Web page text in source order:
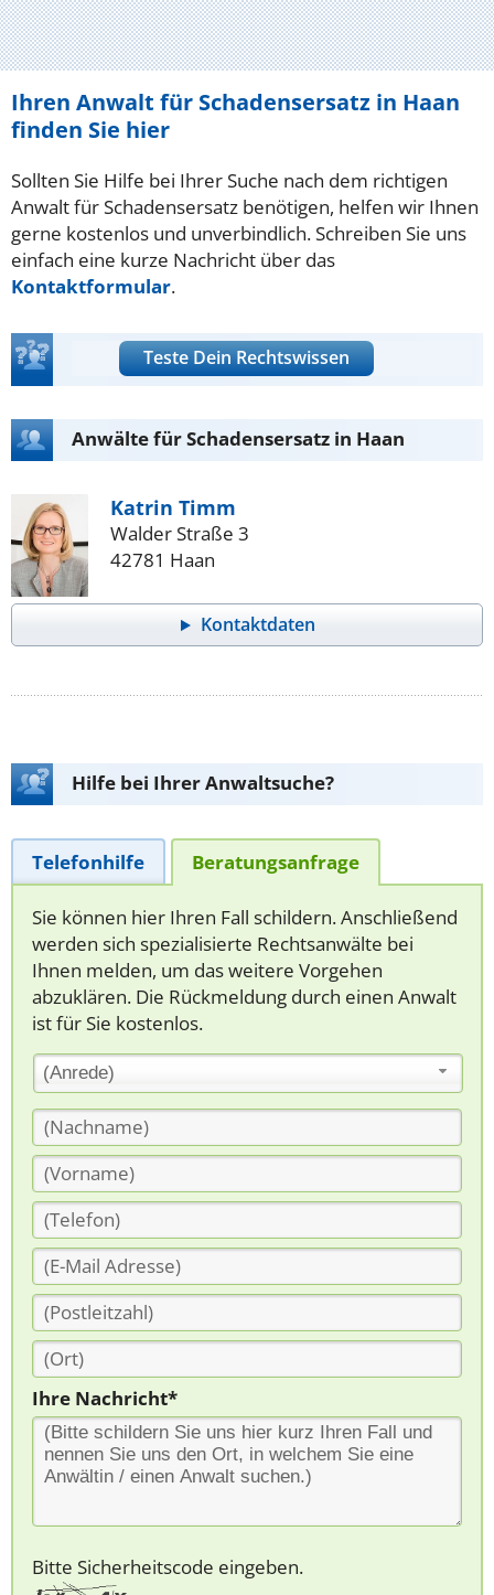
Ihren Anwalt für Schadensersatz in Haan
finden Sie hier
Sollten Sie Hilfe bei Ihrer Suche nach dem richtigen
Anwalt für Schadensersatz benötigen, helfen wir Ihnen
gerne kostenlos und unverbindlich. Schreiben Sie uns
einfach eine kurze Nachricht über das
Kontaktformular.
Teste Dein Rechtswissen
Anwälte für Schadensersatz in Haan
Katrin Timm
Walder Straße 3
42781 Haan
Kontaktdaten
Hilfe bei Ihrer Anwaltsuche?
Telefonhilfe Beratungsanfrage
Sie können hier Ihren Fall schildern. Anschließend
werden sich spezialisierte Rechtsanwälte bei
Ihnen melden, um das weitere Vorgehen
abzuklären. Die Rückmeldung durch einen Anwalt
ist für Sie kostenlos.
(Anrede)
Ihre Nachricht*
Bitte Sicherheitscode eingeben.